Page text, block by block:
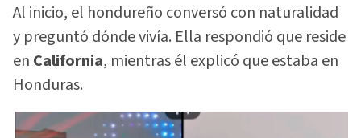
Al inicio, el hondureño conversó con naturalidad
y preguntó dónde vivía. Ella respondió que reside
en California, mientras él explicó que estaba en
Honduras.